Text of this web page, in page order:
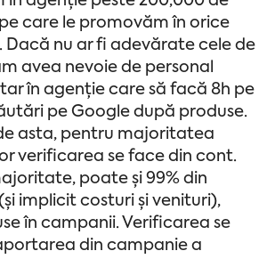
care le promovăm în orice
Dacă nu ar fi adevărate cele de
avea nevoie de personal
în agenție care să facă 8h pe
pe Google după produse.
asta, pentru majoritatea
verificarea se face din cont.
poate și 99% din
implicit costuri și venituri),
în campanii. Verificarea se
din campanie a